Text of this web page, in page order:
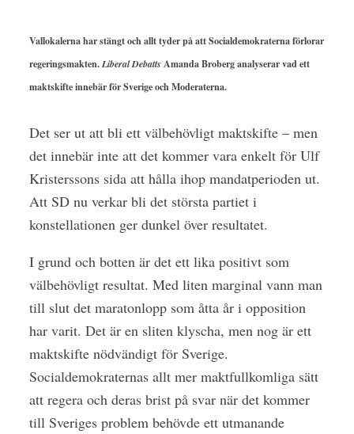
Vallokalerna har stängt och allt tyder på att Socialdemokraterna förlorar
regeringsmakten.Liberal Debatts Amanda Broberg analyserar vad ett
maktskifte innebär för Sverige och Moderaterna.
Det ser ut att bli ett välbehövligt maktskifte – men
det innebär inte att det kommer vara enkelt för Ulf
Kristerssons sida att hålla ihop mandatperioden ut.
Att SD nu verkar bli det största partiet i
konstellationen ger dunkel över resultatet.
I grund och botten är det ett lika positivt som
välbehövligt resultat. Med liten marginal vann man
till slut det maratonlopp som åtta år i opposition
har varit. Det är en sliten klyscha, men nog är ett
maktskifte nödvändigt för Sverige.
Socialdemokraternas allt mer maktfullkomliga sätt
att regera och deras brist på svar när det kommer
till Sveriges problem behövde ett utmanande